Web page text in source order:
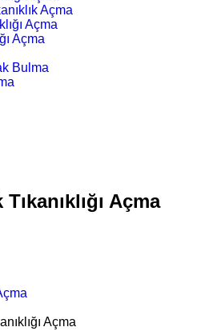
Açma
Açma
Açma
Bulma
Açma
Açma